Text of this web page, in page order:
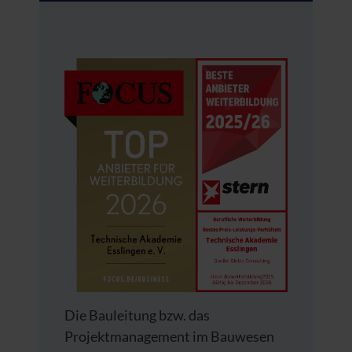
Die Bauleitung bzw. das
Projektmanagement im Bauwesen